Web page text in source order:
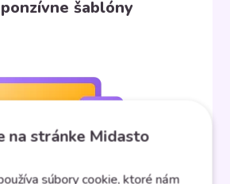
šablóny
na stránke Midasto
súbory cookie, ktoré nám